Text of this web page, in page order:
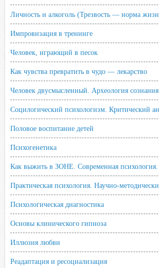
Личность и алкоголь (Трезвость — норма
Импровизация в тренинге
Человек, играющий в песок
Как чувства превратить в чудо — лекарство
Человек двусмысленный. Археология сознания
Социлогический психологизм. Критический
Половое воспитание детей
Психогенетика
Как выжить в ЗОНЕ. Современная психология.
Практическая психология. Научно-
Психологическая диагностика
Основы клинического гипноза
Иллюзия любви
Реадаптация и ресоциализация